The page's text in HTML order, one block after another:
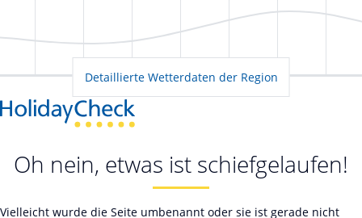
Detaillierte Wetterdaten der Region
Oh nein, etwas ist schiefgelaufen!
Vielleicht wurde die Seite umbenannt oder sie ist gerade nicht